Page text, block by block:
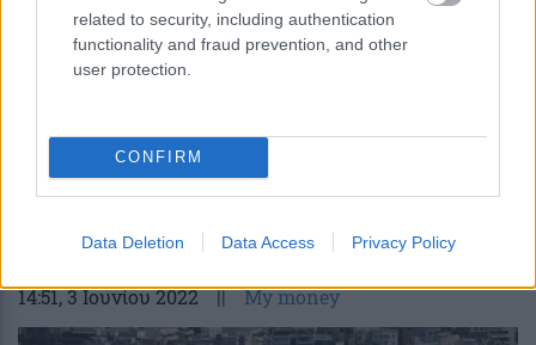
related to security, including authentication
functionality and fraud prevention, and other
user protection.
CONFIRM
Data Deletion Data Access Privacy Policy
ΕΝΦΙΑ: Έρχονται έξτρα “ραβασάκια” –
Ποιους ιδιοκτήτες ακινήτων αφορά
14:51, 3 Ιουνίου 2022 || My money